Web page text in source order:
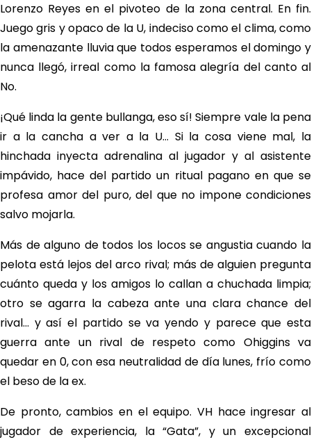
Lorenzo Reyes en el pivoteo de la zona central. En fin.
Juego gris y opaco de la U, indeciso como el clima, como
la amenazante lluvia que todos esperamos el domingo y
nunca llegó, irreal como la famosa alegría del canto al
No.
¡Qué linda la gente bullanga, eso sí! Siempre vale la pena
ir a la cancha a ver a la U… Si la cosa viene mal, la
hinchada inyecta adrenalina al jugador y al asistente
impávido, hace del partido un ritual pagano en que se
profesa amor del puro, del que no impone condiciones
salvo mojarla.
Más de alguno de todos los locos se angustia cuando la
pelota está lejos del arco rival; más de alguien pregunta
cuánto queda y los amigos lo callan a chuchada limpia;
otro se agarra la cabeza ante una clara chance del
rival… y así el partido se va yendo y parece que esta
guerra ante un rival de respeto como Ohiggins va
quedar en 0, con esa neutralidad de día lunes, frío como
el beso de la ex.
De pronto, cambios en el equipo. VH hace ingresar al
jugador de experiencia, la “Gata”, y un excepcional